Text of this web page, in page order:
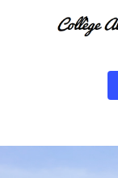
Hit enter